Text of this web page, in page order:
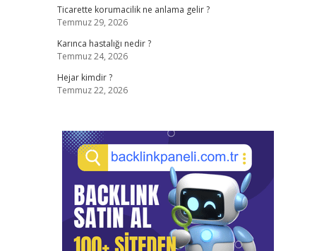
Ticarette korumacilik ne anlama gelir ?
Temmuz 29, 2026
Karınca hastalığı nedir ?
Temmuz 24, 2026
Hejar kimdir ?
Temmuz 22, 2026